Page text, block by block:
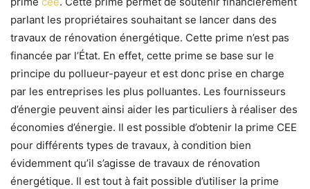
parlant les propriétaires souhaitant se lancer dans des
travaux de rénovation énergétique. Cette prime n’est pas
financée par l’État. En effet, cette prime se base sur le
principe du pollueur-payeur et est donc prise en charge
par les entreprises les plus polluantes. Les fournisseurs
d’énergie peuvent ainsi aider les particuliers à réaliser des
économies d’énergie. Il est possible d’obtenir la prime CEE
pour différents types de travaux, à condition bien
évidemment qu’il s’agisse de travaux de rénovation
énergétique. Il est tout à fait possible d’utiliser la prime